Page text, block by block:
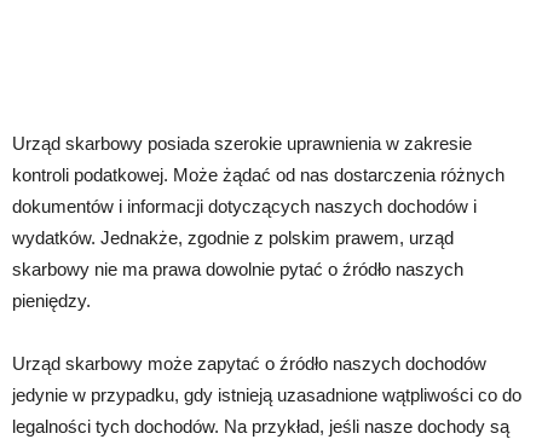
Urząd skarbowy posiada szerokie uprawnienia w zakresie
kontroli podatkowej. Może żądać od nas dostarczenia różnych
dokumentów i informacji dotyczących naszych dochodów i
wydatków. Jednakże, zgodnie z polskim prawem, urząd
skarbowy nie ma prawa dowolnie pytać o źródło naszych
pieniędzy.
Urząd skarbowy może zapytać o źródło naszych dochodów
jedynie w przypadku, gdy istnieją uzasadnione wątpliwości co do
legalności tych dochodów. Na przykład, jeśli nasze dochody są